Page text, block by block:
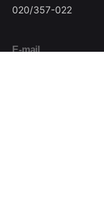
020/357-022
E-mail